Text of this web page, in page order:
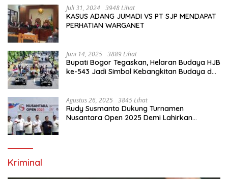
Juli 31, 2024 3948 Lihat
KASUS ADANG JUMADI VS PT SJP MENDAPAT
PERHATIAN WARGANET
Juni 14, 2025 3889 Lihat
Bupati Bogor Tegaskan, Helaran Budaya HJB
ke-543 Jadi Simbol Kebangkitan Budaya dan
Agustus 26, 2025 3845 Lihat
Rudy Susmanto Dukung Turnamen
Nusantara Open 2025 Demi Lahirkan
Kriminal